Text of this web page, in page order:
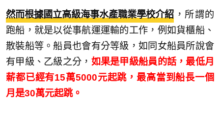
然而根據國立高級海事水產職業學校介紹 ，所謂的
跑船，就是以從事航運運輸的工作，例如貨櫃船、
散裝船等。船員也會有分等級，如同女船員所說會
有甲級、乙級之分， 如果是甲級船員的話，最低月
薪都已經有15萬5000元起跳，最高當到船長一個
月是30萬元起跳。